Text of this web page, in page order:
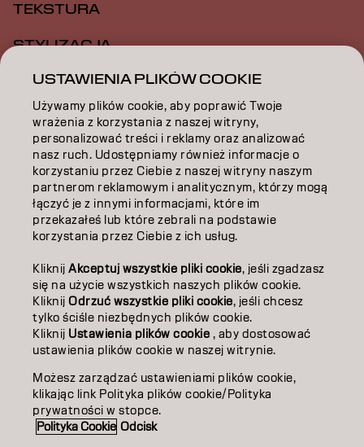
TEKSTURA
STYLIZACJA
INSPIRACJA
EDUKACJA
O NAS
ZOSTAŃ PARTNEREM
SKONTAKTUJ SIĘ Z NAMI
KontaktPolityka prywatności
Polityka dotycząca plików cookieWarunki użytkowania
Dostępność
Zaangażowanie na rzecz zrównoważonego rozwoju
PO | Polish
USTAWIENIA PLIKÓW COOKIE
Używamy plików cookie, aby poprawić Twoje
wrażenia z korzystania z naszej witryny,
personalizować treści i reklamy oraz analizować
nasz ruch. Udostępniamy również informacje o
korzystaniu przez Ciebie z naszej witryny naszym
partnerom reklamowym i analitycznym, którzy mogą
łączyć je z innymi informacjami, które im
przekazałeś lub które zebrali na podstawie
korzystania przez Ciebie z ich usług.
KliknijAkceptuj wszystkie pliki cookie, jeśli zgadzasz
się na użycie wszystkich naszych plików cookie.
KliknijOdrzuć wszystkie pliki cookie, jeśli chcesz
tylko ściśle niezbędnych plików cookie.
Kliknij Ustawienia plików cookie , aby dostosować
ustawienia plików cookie w naszej witrynie.
Możesz zarządzać ustawieniami plików cookie,
klikając link Polityka plików cookie/Polityka
prywatności w stopce.
Polityka Cookie Odcisk